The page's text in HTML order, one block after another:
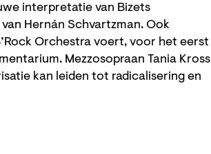
interpretatie van Bizets
Hernán Schvartzman. Ook
Orchestra voert, voor het eerst
Mezzosopraan Tania Kross
kan leiden tot radicalisering en
Zoom
in